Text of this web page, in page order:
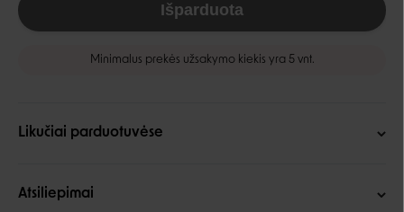
Išparduota
Minimalus prekės užsakymo kiekis yra 5 vnt.
Likučiai parduotuvėse
Atsiliepimai